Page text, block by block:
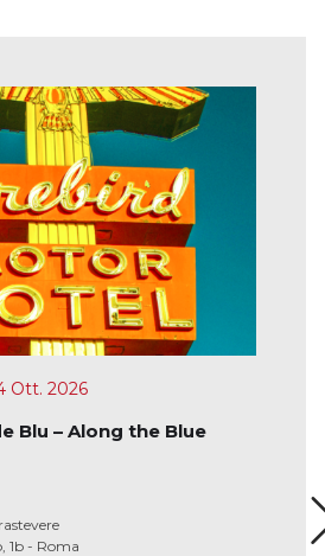
Set. 2026
stella. L’emblema della
carte di Paolo